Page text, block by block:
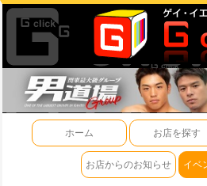
ホーム お店を探す
お店からのお知らせ イベ